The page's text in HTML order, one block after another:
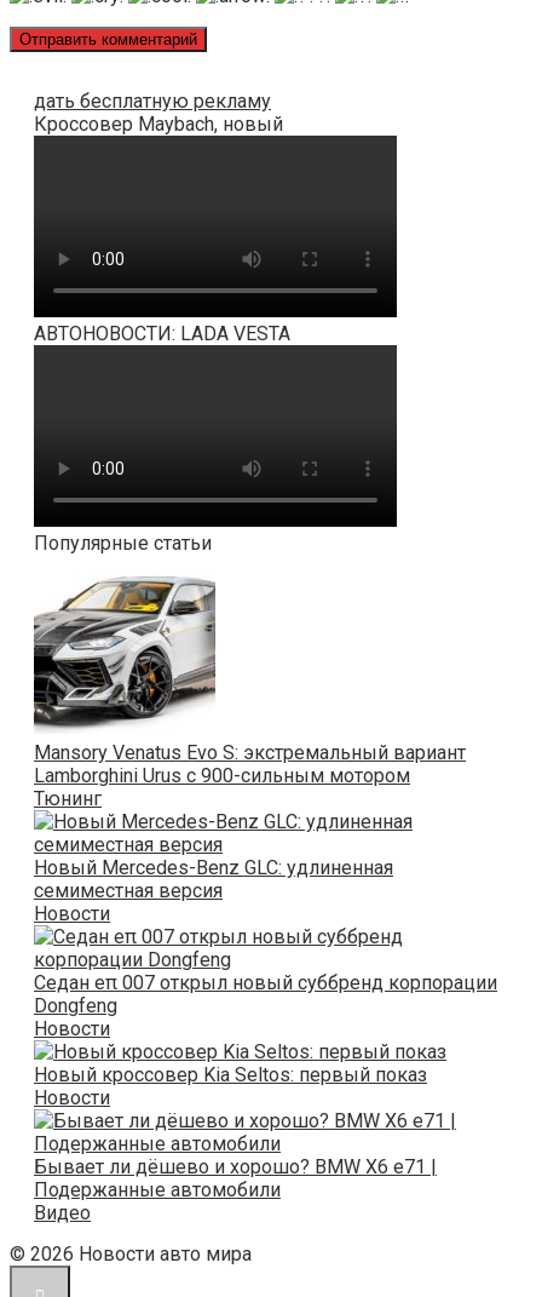
дать бесплатную рекламу
Кроссовер Maybach, новый
АВТОНОВОСТИ: LADA VESTA
Популярные статьи
Mansory Venatus Evo S: экстремальный вариант
Lamborghini Urus с 900-сильным мотором
Тюнинг
Новый Mercedes-Benz GLC: удлиненная
семиместная версия
Новости
Седан eπ 007 открыл новый суббренд корпорации
Dongfeng
Новости
Новый кроссовер Kia Seltos: первый показ
Новости
Бывает ли дёшево и хорошо? BMW Х6 e71 |
Подержанные автомобили
Видео
© 2026 Новости авто мира